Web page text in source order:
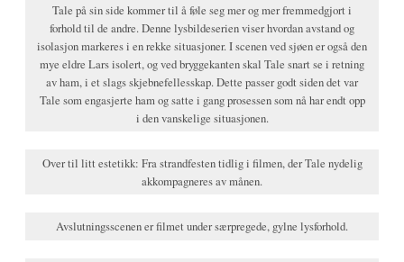
Tale på sin side kommer til å føle seg mer og mer fremmedgjort i
forhold til de andre. Denne lysbildeserien viser hvordan avstand og
isolasjon markeres i en rekke situasjoner. I scenen ved sjøen er også den
mye eldre Lars isolert, og ved bryggekanten skal Tale snart se i retning
av ham, i et slags skjebnefellesskap. Dette passer godt siden det var
Tale som engasjerte ham og satte i gang prosessen som nå har endt opp
i den vanskelige situasjonen.
Over til litt estetikk: Fra strandfesten tidlig i filmen, der Tale nydelig
akkompagneres av månen.
Avslutningsscenen er filmet under særpregede, gylne lysforhold.